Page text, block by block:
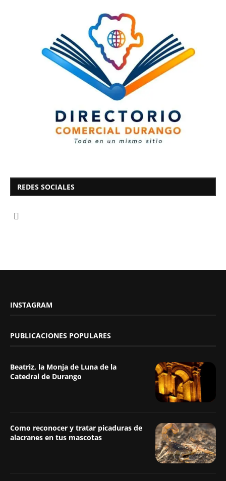
REDES SOCIALES
INSTAGRAM
PUBLICACIONES POPULARES
Beatriz, la Monja de Luna de la
Catedral de Durango
Como reconocer y tratar picaduras de
alacranes en tus mascotas